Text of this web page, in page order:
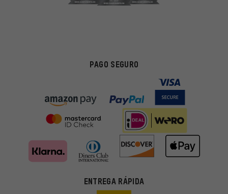
PAGO SEGURO
ENTREGA RÁPIDA